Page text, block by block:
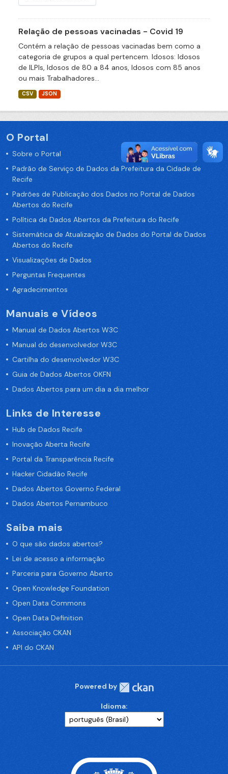
Relação de pessoas vacinadas - Covid 19
Contém a relação de pessoas vacinadas bem como a
categoria de grupos a qual pertencem. Idosos: Idosos
de ILPIs, Idosos de 80 a 84 anos, Idosos com 85 anos
ou mais Trabalhadores...
CSV JSON
O Portal
Sobre o Portal
Padrão de Serviço de Dados da Prefeitura da Cidade de
Recife
Padrões de Publicação dos Dados no Portal de Dados
Abertos do Recife
Política de Dados Abertos da Prefeitura do Recife
Sistemática de Atualização de Dados do Portal de Dados
Abertos do Recife
Visualizações de Dados
Perguntas Frequentes
Agradecimentos
Manuais e Vídeos
Manual de Dados Abertos W3C
Manual do desenvolvedor W3C
Cartilha do desenvolvedor W3C
Guia de Dados Abertos OKFN
Dados Abertos para um dia a dia melhor
Links de Interesse
Hub de Dados Recife
Inovação Aberta Recife
Portal da Transparência Recife
Hacker Cidadão Recife
Dados Abertos Governo Federal
Dados Abertos Pernambuco
Saiba mais
O que são dados abertos?
Lei de acesso a informação
Parceria para Governo Aberto
Open Knowledge Foundation
Open Data Commons
Open Data Definition
Associação CKAN
API do CKAN
Powered by
Idioma